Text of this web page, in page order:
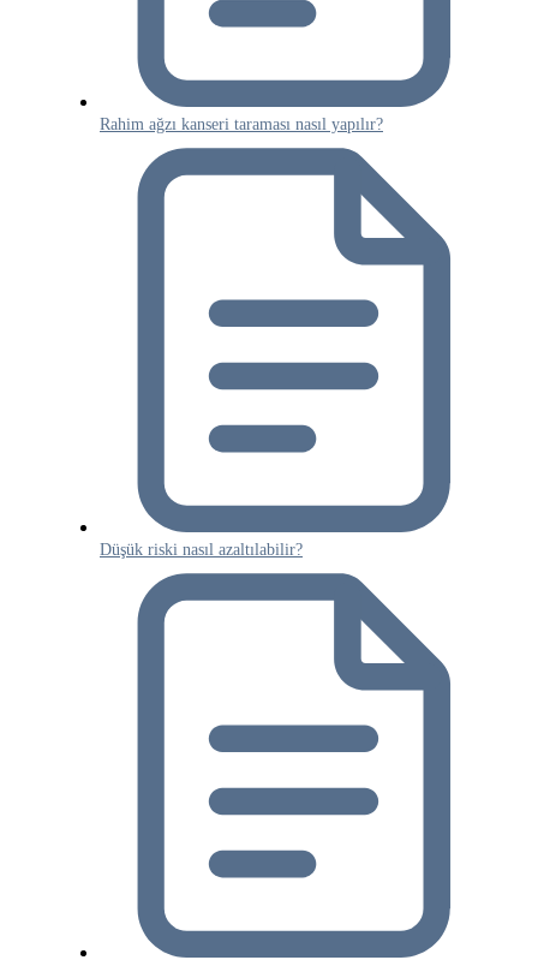
Rahim ağzı kanseri taraması nasıl yapılır?
Düşük riski nasıl azaltılabilir?